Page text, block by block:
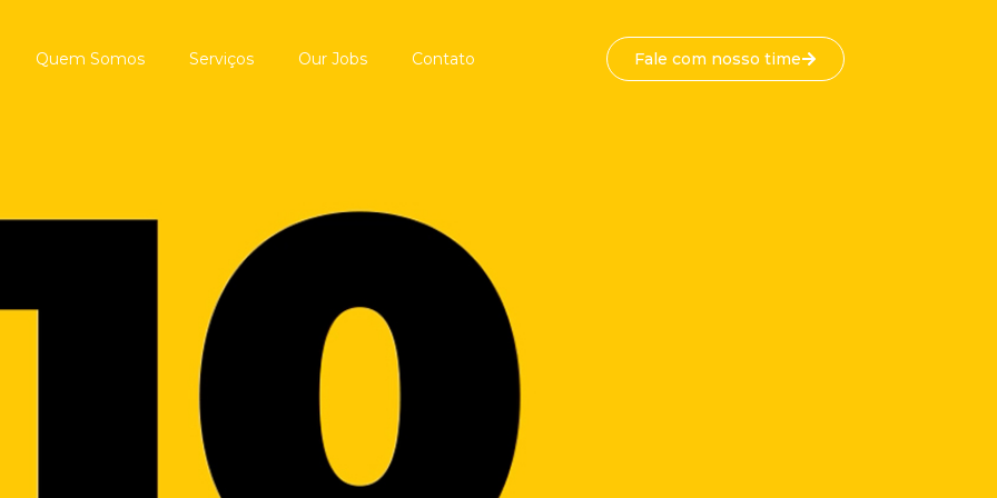
Quem Somos Serviços Our Jobs Contato Fale com nosso time